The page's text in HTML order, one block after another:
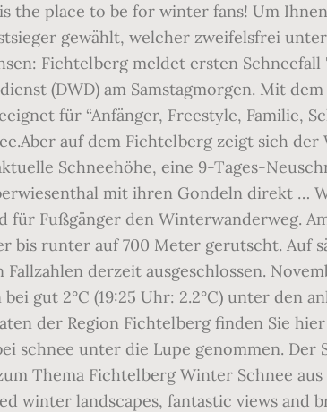
the place to be for winter fans! Um
gewählt, welcher zweifelsfrei
Fichtelberg meldet ersten Schneefall
(DWD) am Samstagmorgen. Mit dem
für “Anfänger, Freestyle, Familie,
auf dem Fichtelberg zeigt sich
Schneehöhe, eine 9-Tages-
mit ihren Gondeln direkt …
Fußgänger den Winterwanderweg.
bis runter auf 700 Meter gerutscht. Auf
derzeit ausgeschlossen.
gut 2°C (19:25 Uhr: 2.2°C) unter den
der Region Fichtelberg finden Sie
unter die Lupe genommen. Der
Thema Fichtelberg Winter Schnee aus
winter landscapes, fantastic views and